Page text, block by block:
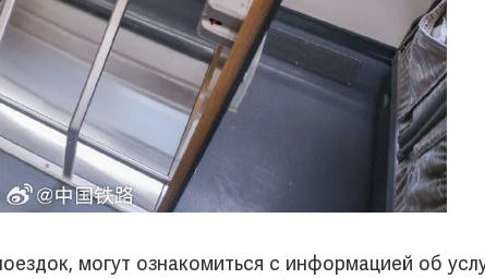
могут ознакомиться с информацией об